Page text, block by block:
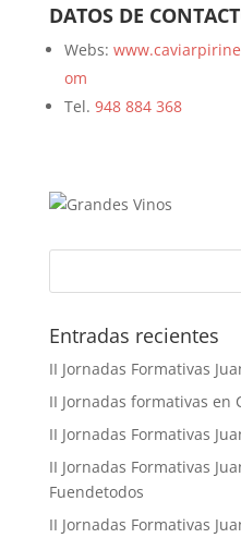
DATOS DE
Webs:
om
Tel. 948 884 368
Entradas recientes
II Jornadas Formativas
II Jornadas formativas en
II Jornadas Formativas
II Jornadas Formativas
Fuendetodos
II Jornadas Formativas